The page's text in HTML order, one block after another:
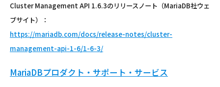
Cluster Management API 1.6.3のリリースノート（MariaDB社ウェ
ブサイト）：
https://mariadb.com/docs/release-notes/cluster-
management-api-1-6/1-6-3/
MariaDBプロダクト・サポート・サービス